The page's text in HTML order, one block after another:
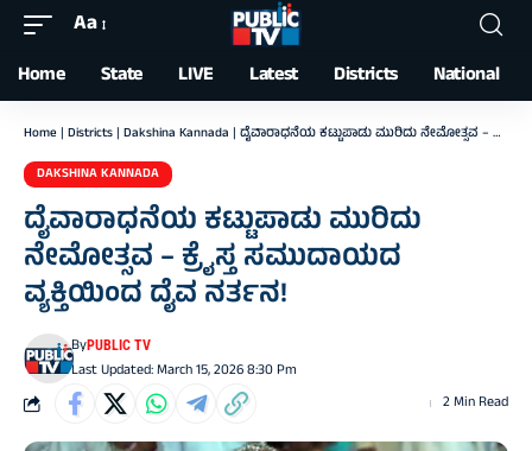
Font
Resizer
Aa
Home State LIVE Latest Districts National
Home | Districts | Dakshina Kannada | ದೈವಾರಾಧನೆಯ ಕಟ್ಟುಪಾಡು ಮುರಿದು ನೇಮೋತ್ಸವ – ಕ್ರೈಸ್ತ ಸಮುದಾಯದ ವ್ಯಕ್ತಿಯಿಂದ ದೈವ ನರ್ತನ!
DAKSHINA KANNADA
ದೈವಾರಾಧನೆಯ ಕಟ್ಟುಪಾಡು ಮುರಿದು
ನೇಮೋತ್ಸವ – ಕ್ರೈಸ್ತ ಸಮುದಾಯದ
ವ್ಯಕ್ತಿಯಿಂದ ದೈವ ನರ್ತನ!
Last Updated: March 15, 2026 8:30 Pm
ByPUBLIC TV
2 Min Read